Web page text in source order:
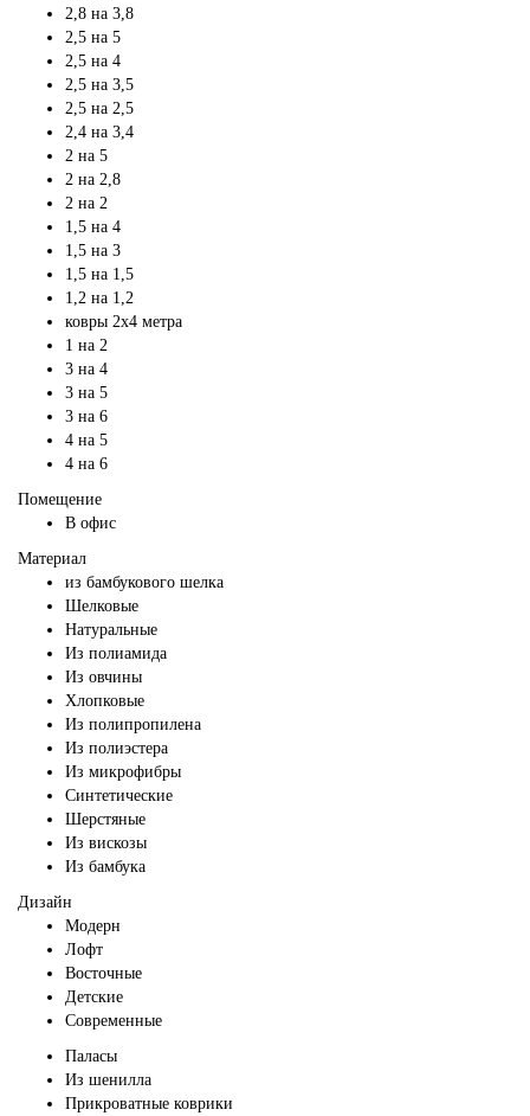
2,8 на 3,8
2,5 на 5
2,5 на 4
2,5 на 3,5
2,5 на 2,5
2,4 на 3,4
2 на 5
2 на 2,8
2 на 2
1,5 на 4
1,5 на 3
1,5 на 1,5
1,2 на 1,2
ковры 2х4 метра
1 на 2
3 на 4
3 на 5
3 на 6
4 на 5
4 на 6
Помещение
В офис
Материал
из бамбукового шелка
Шелковые
Натуральные
Из полиамида
Из овчины
Хлопковые
Из полипропилена
Из полиэстера
Из микрофибры
Синтетические
Шерстяные
Из вискозы
Из бамбука
Дизайн
Модерн
Лофт
Восточные
Детские
Современные
Паласы
Из шенилла
Прикроватные коврики